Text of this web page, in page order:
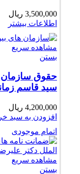
3,500,000 ریال
اطلاعات بیشتر
مشاهده سریع
بستن
حقوق سازمان
سید قاسم
4,200,000 ریال
افزودن به سبد
اتمام موجودی
مشاهده سریع
بستن